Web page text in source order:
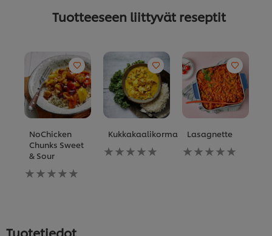
Tuotteeseen liittyvät reseptit
NoChicken
Chunks Sweet
& Sour
Ei
arvioita
Kukkakaalikorma
Ei
arvioita
Lasagnette
Ei
arvioita
Tuotetiedot